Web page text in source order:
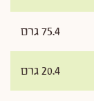
75.4 גרם
20.4 גרם